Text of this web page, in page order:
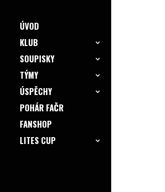
ÚVOD
KLUB
SOUPISKY
TÝMY
ÚSPĚCHY
POHÁR FAČR
FANSHOP
LITES CUP